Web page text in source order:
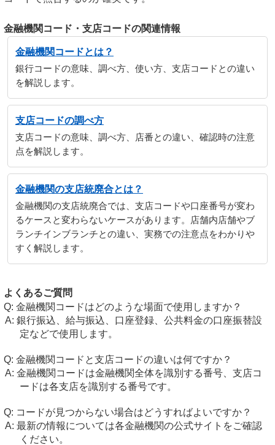
金融機関コード・支店コードの関連情報
金融機関コードとは？
銀行コードの意味、調べ方、使い方、支店コードとの違い
を解説します。
支店コードの調べ方
支店コードの意味、調べ方、店番との違い、確認時の注意
点を解説します。
金融機関の支店統廃合とは？
金融機関の支店統廃合では、支店コードや口座番号が変わ
るケースと変わらないケースがあります。店舗内店舗やブ
ランチインブランチとの違い、実務での注意点をわかりや
すく解説します。
よくあるご質問
金融機関コードはどのような場面で使用しますか？
銀行振込、給与振込、口座登録、公共料金の口座振替設
定などで使用します。
金融機関コードと支店コードの違いは何ですか？
金融機関コードは金融機関全体を識別する番号、支店コ
ードは各支店を識別する番号です。
コードが見つからない場合はどうすればよいですか？
最新の情報については各金融機関の公式サイトをご確認
ください。